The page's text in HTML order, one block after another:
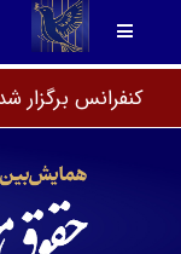
کنفرانس برگزار